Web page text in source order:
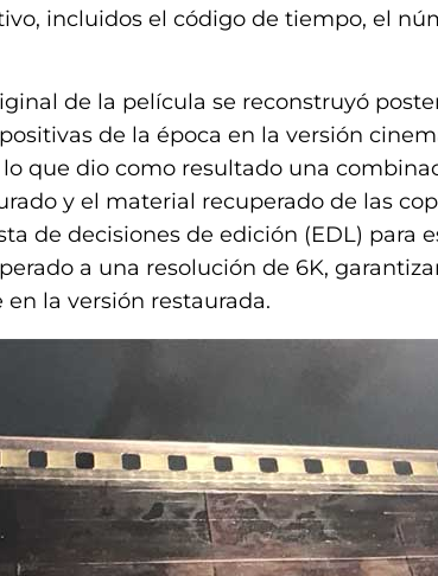
incluidos el código de tiempo, el
de la película se reconstruyó
de la época en la versión
que dio como resultado una
y el material recuperado de las
de decisiones de edición (EDL) para
a una resolución de 6K,
la versión restaurada.